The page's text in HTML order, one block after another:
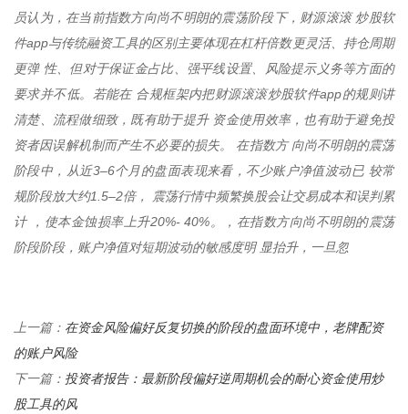
员认为，在当前指数方向尚不明朗的震荡阶段下，财源滚滚 炒股软
件app与传统融资工具的区别主要体现在杠杆倍数更灵活、持仓周期
更弹 性、但对于保证金占比、强平线设置、风险提示义务等方面的
要求并不低。若能在 合规框架内把财源滚滚炒股软件app的规则讲
清楚、流程做细致，既有助于提升 资金使用效率，也有助于避免投
资者因误解机制而产生不必要的损失。 在指数方 向尚不明朗的震荡
阶段中，从近3–6个月的盘面表现来看，不少账户净值波动已 较常
规阶段放大约1.5–2倍， 震荡行情中频繁换股会让交易成本和误判累
计 ，使本金蚀损率上升20%- 40%。，在指数方向尚不明朗的震荡
阶段阶段，账户净值对短期波动的敏感度明 显抬升，一旦忽
上一篇： 在资金风险偏好反复切换的阶段的盘面环境中，老牌配资
的账户风险
下一篇： 投资者报告：最新阶段偏好逆周期机会的耐心资金使用炒
股工具的风